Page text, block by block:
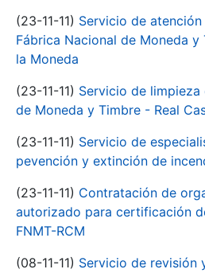
(23-11-11) Servicio de
Fábrica Nacional de Moneda y
la Moneda
(23-11-11) Servicio de limpieza
de Moneda y Timbre - Real
(23-11-11) Servicio de
pevención y extinción de
(23-11-11) Contratación de
autorizado para certificación
FNMT-RCM
(08-11-11) Servicio de revisión